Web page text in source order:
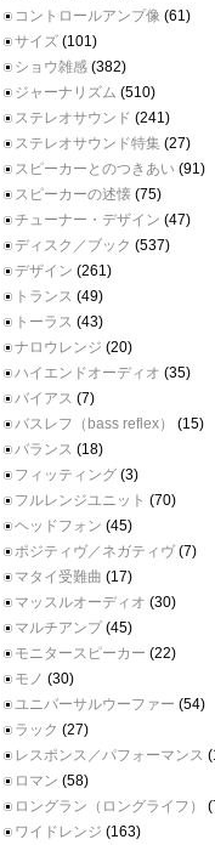
コントロールアンプ像 (61)
サイズ (101)
ショウ雑感 (382)
ジャーナリズム (510)
ステレオサウンド (241)
ステレオサウンド特集 (27)
スピーカーとのつきあい (91)
スピーカーの述懐 (75)
チューナー・デザイン (47)
ディスク／ブック (537)
デザイン (261)
トランス (49)
トーラス (43)
ナロウレンジ (20)
ハイエンドオーディオ (35)
バイアス (7)
バスレフ（bass reflex）
(15)
バランス (18)
フィッティング (3)
フルレンジユニット (70)
ヘッドフォン (45)
ポジティヴ／ネガティヴ(7)
マタイ受難曲 (17)
マッスルオーディオ (30)
マルチアンプ (45)
モニタースピーカー (22)
モノ (30)
ユニバーサルウーファー (54)
ラック (27)
レスポンス／パフォーマンス
ロマン (58)
ロングラン（ロングライフ）
ワイドレンジ (163)